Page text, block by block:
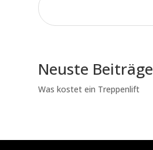
Neuste Beiträge
Was kostet ein Treppenlift